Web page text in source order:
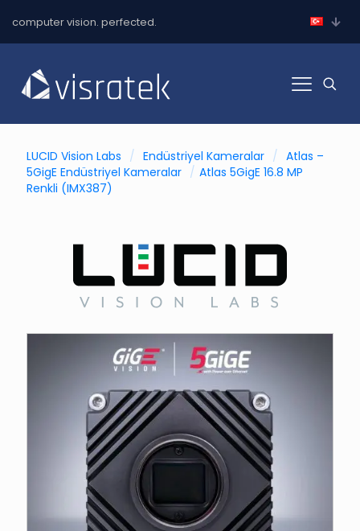
computer vision. perfected.
LUCID Vision Labs / Endüstriyel Kameralar / Atlas –
5GigE Endüstriyel Kameralar / Atlas 5GigE 16.8 MP
Renkli (IMX387)